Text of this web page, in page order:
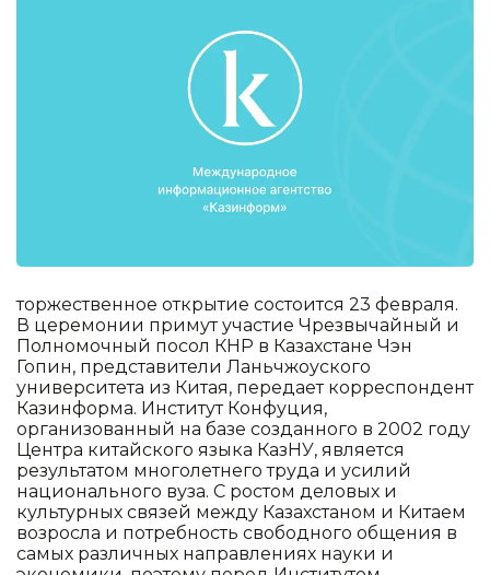
торжественное открытие состоится 23 февраля.
В церемонии примут участие Чрезвычайный и
Полномочный посол КНР в Казахстане Чэн
Гопин, представители Ланьчжоуского
университета из Китая, передает корреспондент
Казинформа. Институт Конфуция,
организованный на базе созданного в 2002 году
Центра китайского языка КазНУ, является
результатом многолетнего труда и усилий
национального вуза. С ростом деловых и
культурных связей между Казахстаном и Китаем
возросла и потребность свободного общения в
самых различных направлениях науки и